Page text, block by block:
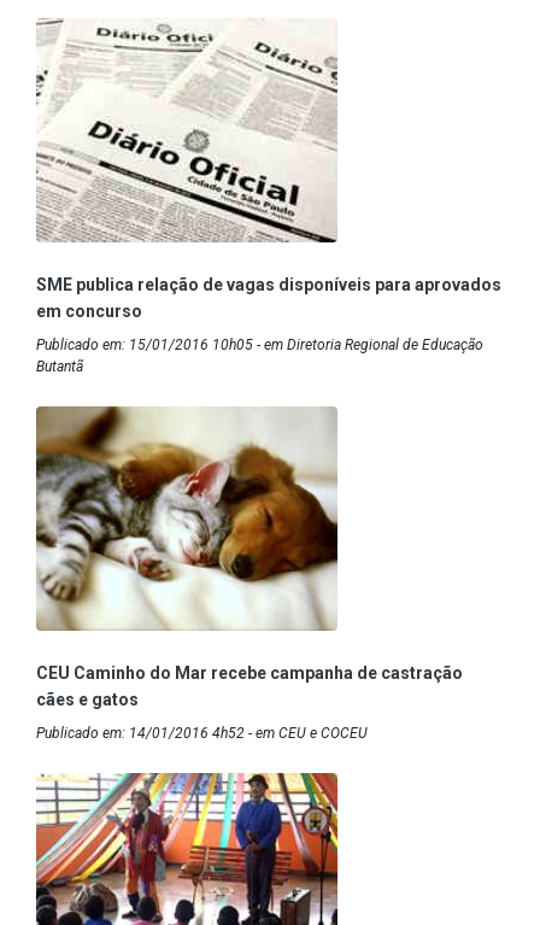
SME publica relação de vagas disponíveis para aprovados
em concurso
Publicado em: 15/01/2016 10h05 - em Diretoria Regional de Educação
Butantã
CEU Caminho do Mar recebe campanha de castração
cães e gatos
Publicado em: 14/01/2016 4h52 - em CEU e COCEU